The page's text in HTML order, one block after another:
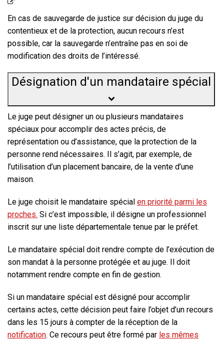
En cas de sauvegarde de justice sur décision du juge du
contentieux et de la protection, aucun recours n’est
possible, car la sauvegarde n’entraîne pas en soi de
modification des droits de l’intéressé.
Désignation d'un mandataire spécial
Le juge peut désigner un ou plusieurs mandataires
spéciaux pour accomplir des actes précis, de
représentation ou d’assistance, que la protection de la
personne rend nécessaires. Il s’agit, par exemple, de
l’utilisation d’un placement bancaire, de la vente d’une
maison.
Le juge choisit le mandataire spécial en priorité parmi les
proches. Si c’est impossible, il désigne un professionnel
inscrit sur une liste départementale tenue par le préfet.
Le mandataire spécial doit rendre compte de l’exécution de
son mandat à la personne protégée et au juge. Il doit
notamment rendre compte en fin de gestion.
Si un mandataire spécial est désigné pour accomplir
certains actes, cette décision peut faire l’objet d’un recours
dans les 15 jours à compter de la réception de la
notification. Ce recours peut être formé par les mêmes